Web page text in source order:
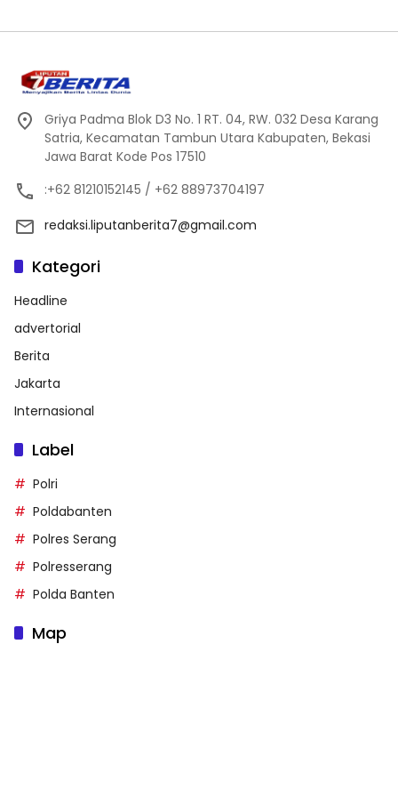
Griya Padma Blok D3 No. 1 RT. 04, RW. 032 Desa Karang
Satria, Kecamatan Tambun Utara Kabupaten, Bekasi
Jawa Barat Kode Pos 17510
:+62 81210152145 / +62 88973704197
redaksi.liputanberita7@gmail.com
Kategori
Headline
advertorial
Berita
Jakarta
Internasional
Label
Polri
Poldabanten
Polres Serang
Polresserang
Polda Banten
Map